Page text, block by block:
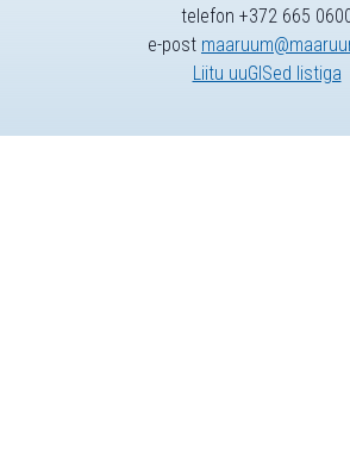
telefon +372 665
e-post
Liitu uuGISed listiga